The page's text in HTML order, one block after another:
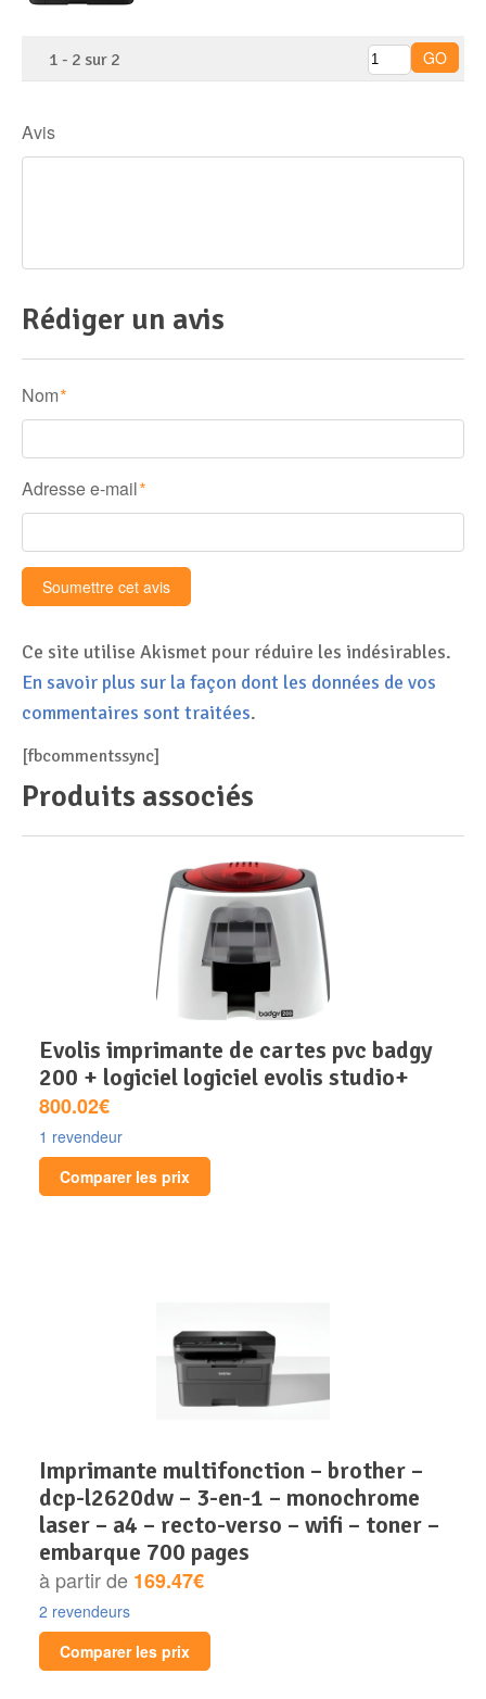
1 - 2 sur 2
Avis
Rédiger un avis
Nom *
Adresse e-mail *
Ce site utilise Akismet pour réduire les indésirables.
En savoir plus sur la façon dont les données de vos
commentaires sont traitées.
[fbcommentssync]
Produits associés
evolis imprimante de cartes pvc badgy
200 + logiciel logiciel evolis studio+
800.02€
1 revendeur
Comparer les prix
imprimante multifonction – brother –
dcp-l2620dw – 3-en-1 – monochrome
laser – a4 – recto-verso – wifi – toner –
embarque 700 pages
à partir de 169.47€
2 revendeurs
Comparer les prix